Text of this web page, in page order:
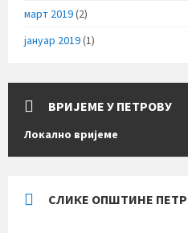
март 2019(2)
јануар 2019(1)
ВРИЈЕМЕ У ПЕТРОВУ
Локално вријеме
СЛИКЕ ОПШТИНЕ